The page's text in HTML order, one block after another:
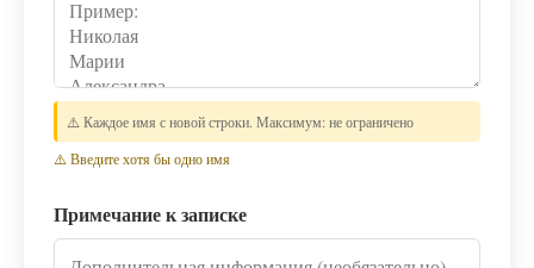
⚠️ Каждое имя с новой строки. Максимум: не ограничено
⚠️ Введите хотя бы одно имя
Примечание к записке